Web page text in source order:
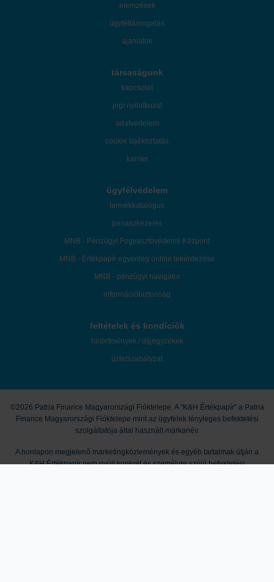
elemzések
ügyféltámogatás
ajánlatok
társaságunk
kapcsolat
jogi nyilatkozat
adatvédelem
cookie tájékoztatás
karrier
ügyfélvédelem
termékkatalógus
panaszkezelés
MNB - Pénzügyi Fogyasztóvédelmi Központ
MNB - Értékpapír egyenleg online lekérdezése
MNB - pénzügyi navigátor
információbiztonság
feltételek és kondíciók
hirdetmények / díjjegyzékek
üzletszabályzat
©2026 Patria Finance Magyarországi Fióktelepe. A "K&H Értékpapír" a Patria
Finance Magyarországi Fióktelepe mint az ügyfelek tényleges befektetési
szolgáltatója által használt márkanév.
A honlapon megjelenő marketingközlemények és egyéb tartalmak útján a
K&H Értékpapír nem nyújt konkrét és személyre szóló befektetési